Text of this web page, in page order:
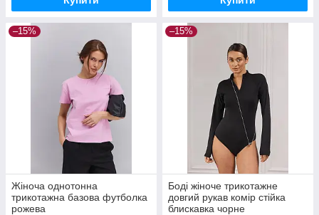
–15%
Жіноча однотонна
трикотажна базова футболка
рожева
–15%
Боді жіноче трикотажне
довгий рукав комір стійка
блискавка чорне